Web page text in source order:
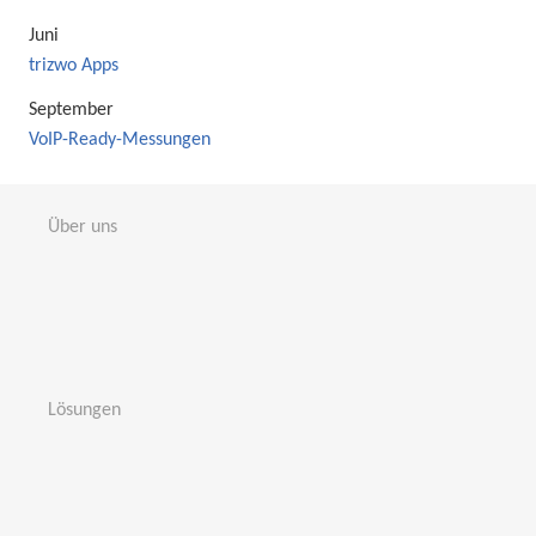
Juni
trizwo Apps
September
VoIP-Ready-Messungen
Über uns
Lösungen